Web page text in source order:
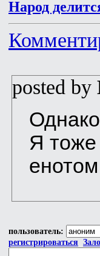
Народ
posted by
Я тоже
пользователь:
регистрироваться